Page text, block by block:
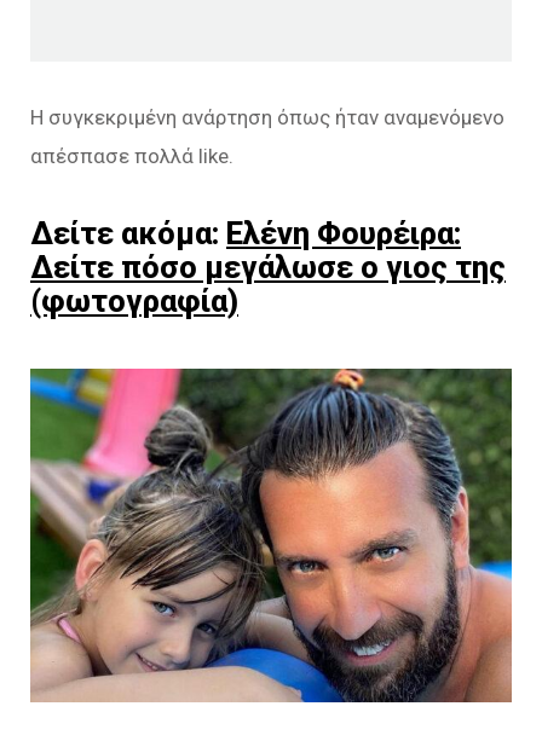
Η συγκεκριμένη ανάρτηση όπως ήταν αναμενόμενο
απέσπασε πολλά like.
Δείτε ακόμα: Ελένη Φουρέιρα:
Δείτε πόσο μεγάλωσε ο γιος της
(φωτογραφία)